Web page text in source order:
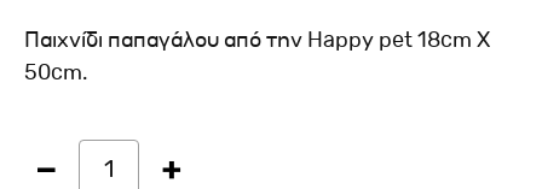
Παιχνίδι παπαγάλου από την Happy pet 18cm X
50cm.
1